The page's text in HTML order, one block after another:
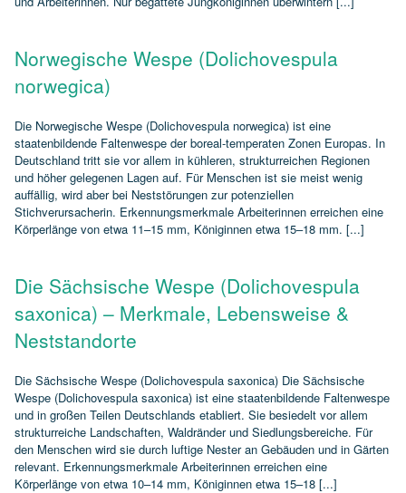
Norwegische Wespe (Dolichovespula
norwegica)
Die Norwegische Wespe (Dolichovespula norwegica) ist eine
staatenbildende Faltenwespe der boreal‑temperaten Zonen Europas. In
Deutschland tritt sie vor allem in kühleren, strukturreichen Regionen
und höher gelegenen Lagen auf. Für Menschen ist sie meist wenig
auffällig, wird aber bei Neststörungen zur potenziellen
Stichverursacherin. Erkennungsmerkmale Arbeiterinnen erreichen eine
Körperlänge von etwa 11–15 mm, Königinnen etwa 15–18 mm. [...]
Die Sächsische Wespe (Dolichovespula
saxonica) – Merkmale, Lebensweise &
Neststandorte
Die Sächsische Wespe (Dolichovespula saxonica) Die Sächsische
Wespe (Dolichovespula saxonica) ist eine staatenbildende Faltenwespe
und in großen Teilen Deutschlands etabliert. Sie besiedelt vor allem
strukturreiche Landschaften, Waldränder und Siedlungsbereiche. Für
den Menschen wird sie durch luftige Nester an Gebäuden und in Gärten
relevant. Erkennungsmerkmale Arbeiterinnen erreichen eine
Körperlänge von etwa 10–14 mm, Königinnen etwa 15–18 [...]